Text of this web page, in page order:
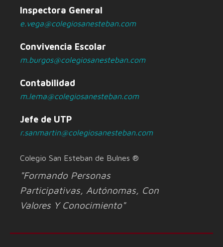
Inspectora General
e.vega@colegiosanesteban.com
Convivencia Escolar
m.burgos@colegiosanesteban.com
Contabilidad
m.lema@colegiosanesteban.com
Jefe de UTP
r.sanmartin@colegiosanesteban.com
Colegio San Esteban de Bulnes ®
"Formando Personas
Participativas, Autónomas, Con
Valores Y Conocimiento"